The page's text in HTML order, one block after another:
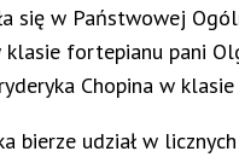
się w Państwowej
fortepianu pani
Chopina w
bierze udział w